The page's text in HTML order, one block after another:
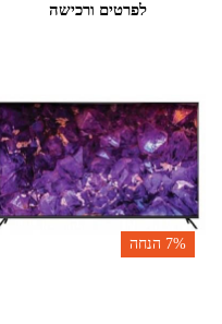
לפרטים ורכישה
7% הנחה